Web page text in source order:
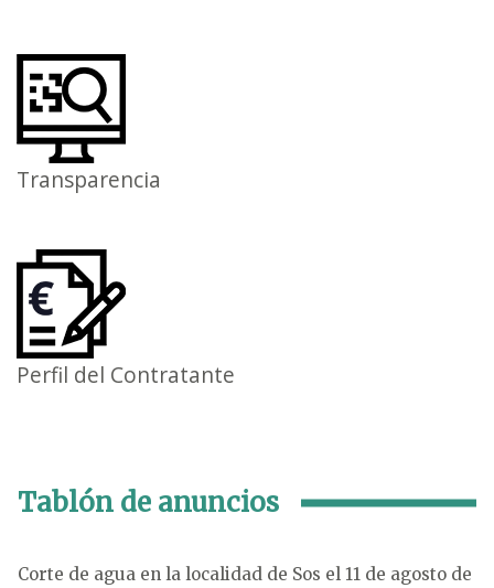
Transparencia
Perfil del Contratante
Tablón de anuncios
Corte de agua en la localidad de Sos el 11 de agosto de